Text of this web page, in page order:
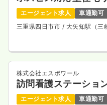
エージェント求人
車通勤可
三重県四日市市 / 大矢知駅（三
株式会社エスポワール
訪問看護ステーショ
エージェント求人
車通勤可